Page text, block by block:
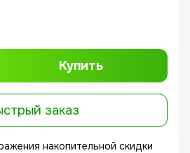
Купить
заказ
накопительной скидки